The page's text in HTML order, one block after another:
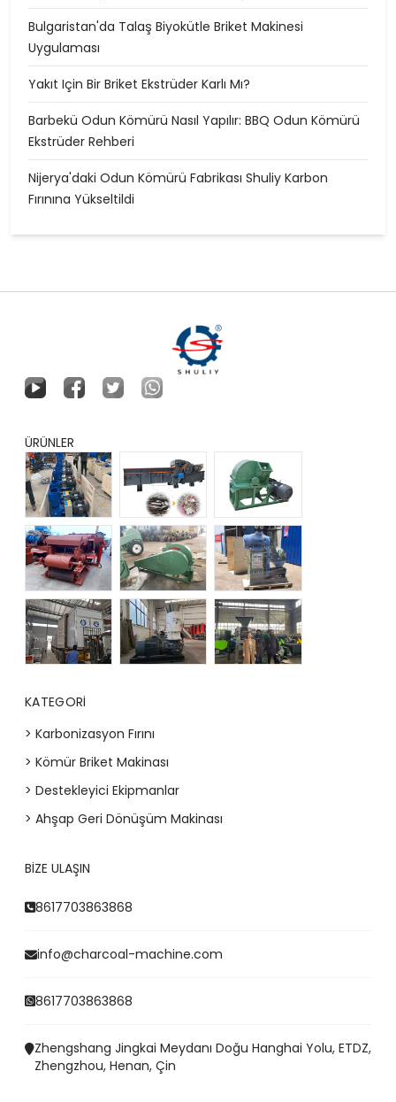
Bulgaristan'da Talaş Biyokütle Briket Makinesi
Uygulaması
Yakıt Için Bir Briket Ekstrüder Karlı Mı?
Barbekü Odun Kömürü Nasıl Yapılır: BBQ Odun Kömürü
Ekstrüder Rehberi
Nijerya'daki Odun Kömürü Fabrikası Shuliy Karbon
Fırınına Yükseltildi
ÜRÜNLER
KATEGORI
> Karbonizasyon Fırını
> Kömür Briket Makinası
> Destekleyici Ekipmanlar
> Ahşap Geri Dönüşüm Makinası
BIZE ULAŞIN
8617703863868
info@charcoal-machine.com
8617703863868
Zhengshang Jingkai Meydanı Doğu Hanghai Yolu, ETDZ,
Zhengzhou, Henan, Çin